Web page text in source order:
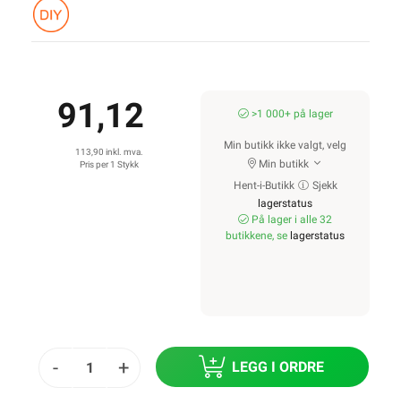
91,12
113,90 inkl. mva.
Pris per 1 Stykk
>1 000+ på lager
Min butikk ikke valgt, velg
Min butikk
Hent-i-Butikk
Sjekk
lagerstatus
På lager i alle 32
butikkene, se lagerstatus
- + LEGG I ORDRE